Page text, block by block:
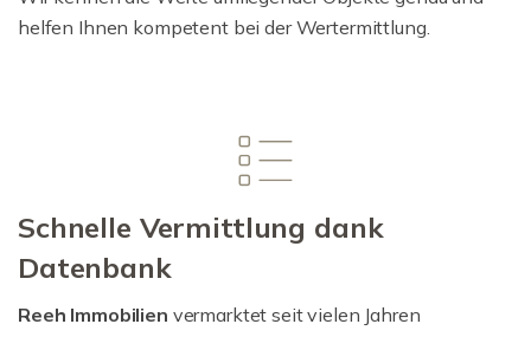
helfen Ihnen kompetent bei der Wertermittlung.
Schnelle Vermittlung dank
Datenbank
Reeh Immobilien vermarktet seit vielen Jahren